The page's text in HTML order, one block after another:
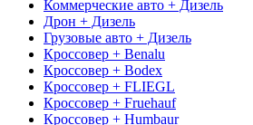
Коммерческие авто + Дизель
Дрон + Дизель
Грузовые авто + Дизель
Кроссовер + Benalu
Кроссовер + Bodex
Кроссовер + FLIEGL
Кроссовер + Fruehauf
Кроссовер + Humbaur